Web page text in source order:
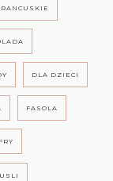
DLA DZIECI
FASOLA